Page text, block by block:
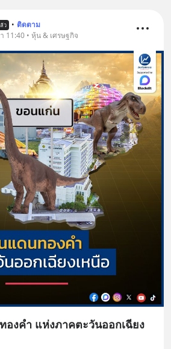
รเทาความเครียด ลดความวิตกกังวล
มการผ่อนคลาย ซึ่งช่วยให้การนอน
มีประสิทธิภาพมากยิ่งขึ้น 📍 สนใจ
ซื้อสินค้า Diip CBD 💬 LINE :
🔗 หรือกดลิงก์
lin.ee/U91Fzyz
ว • ติดตาม
11:40 • หุ้น & เศรษฐกิจ
งคำ แห่งภาคตะวันออกเฉียง